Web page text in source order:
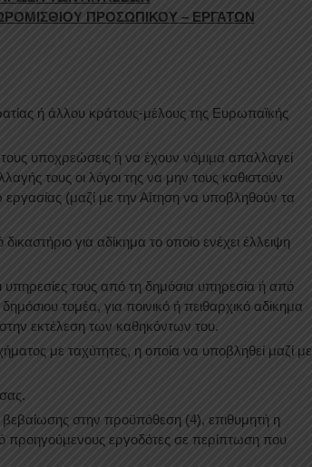
ΠΡΟΣΩΠΙΚΟΥ – ΕΡΓΑΤΩΝ
ή άλλου κράτους-μέλους της Ευρωπαἲκής
υποχρεώσεις ή να έχουν νόμιμα απαλλαγεί
τους οι λόγοι της να μην τους καθιστούν
(μαζί με την Αίτηση να υποβληθούν τα
για αδίκημα το οποίο ενέχει έλλειψη
υπηρεσίες τους από τη δημόσια υπηρεσία ή από
τομέα, για ποινικό ή πειθαρχικό αδίκημα
εκτέλεση των καθηκόντων του.
με ταχύτητες, η οποία να υποβληθεί μαζί με
στην προϋπόθεση (4), επιθυμητή η
εργοδότες σε περίπτωση που